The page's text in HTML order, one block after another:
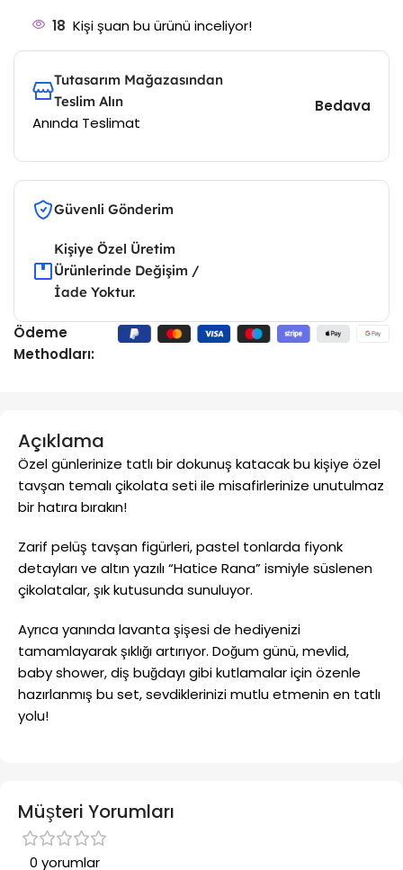
18 Kişi şuan bu ürünü inceliyor!
Tutasarım Mağazasından
Teslim Alın
Anında Teslimat
Bedava
Güvenli Gönderim
Kişiye Özel Üretim
Ürünlerinde Değişim /
İade Yoktur.
Ödeme
Methodları:
Açıklama
Özel günlerinize tatlı bir dokunuş katacak bu kişiye özel
tavşan temalı çikolata seti ile misafirlerinize unutulmaz
bir hatıra bırakın!
Zarif pelüş tavşan figürleri, pastel tonlarda fiyonk
detayları ve altın yazılı “Hatice Rana” ismiyle süslenen
çikolatalar, şık kutusunda sunuluyor.
Ayrıca yanında lavanta şişesi de hediyenizi
tamamlayarak şıklığı artırıyor. Doğum günü, mevlid,
baby shower, diş buğdayı gibi kutlamalar için özenle
hazırlanmış bu set, sevdiklerinizi mutlu etmenin en tatlı
yolu!
Müşteri Yorumları
0 yorumlar